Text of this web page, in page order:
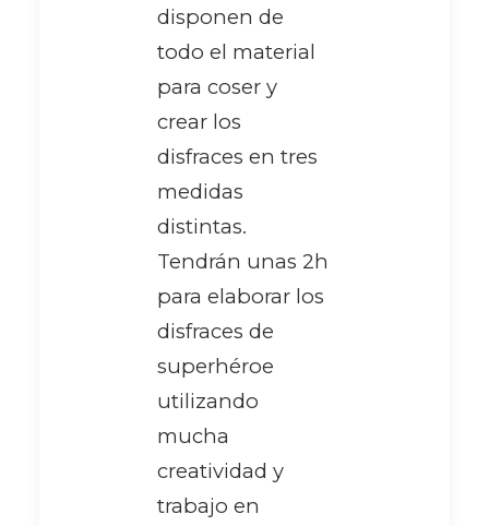
disponen de
todo el material
para coser y
crear los
disfraces en tres
medidas
distintas.
Tendrán unas 2h
para elaborar los
disfraces de
superhéroe
utilizando
mucha
creatividad y
trabajo en